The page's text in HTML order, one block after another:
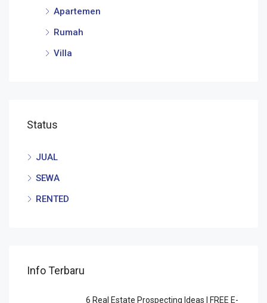
Apartemen
Rumah
Villa
Status
JUAL
SEWA
RENTED
Info Terbaru
6 Rеаl Eѕtаtе Prоѕресtіng Idеаѕ | FREE E-